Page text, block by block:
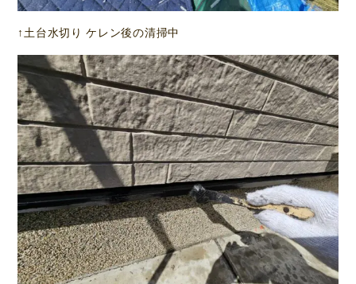
↑土台水切り ケレン後の清掃中